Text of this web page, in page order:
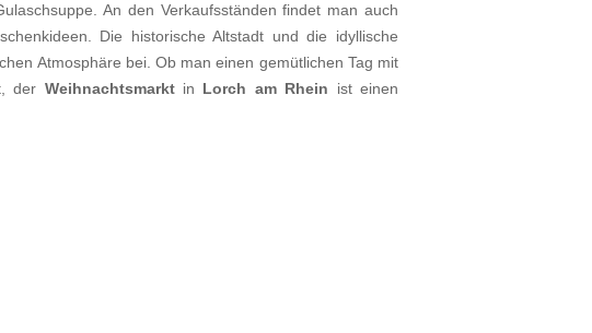
An den Verkaufsständen findet man auch
Die historische Altstadt und die idyllische
Atmosphäre bei. Ob man einen gemütlichen Tag mit
der Weihnachtsmarktin Lorch am Rhein ist einen